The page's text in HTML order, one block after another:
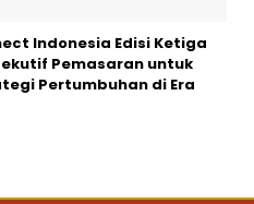
Indonesia Edisi Ketiga
Pemasaran untuk
Pertumbuhan di Era